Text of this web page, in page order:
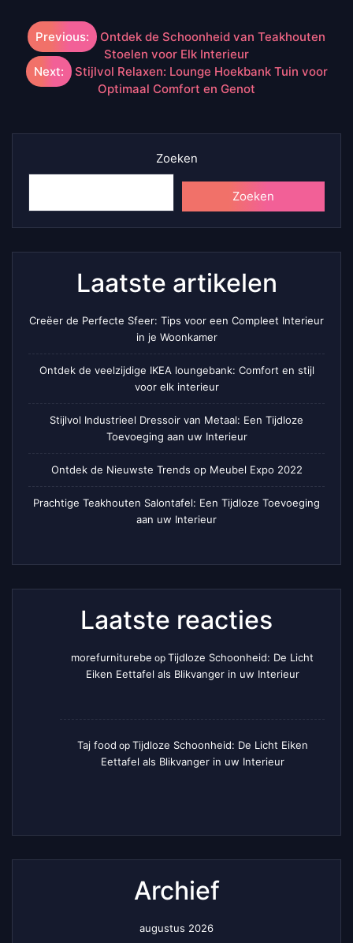
Berichtnavigatie
Previous:
Ontdek de Schoonheid van Teakhouten
Stoelen voor Elk Interieur
Next:
Stijlvol Relaxen: Lounge Hoekbank Tuin voor
Optimaal Comfort en Genot
Zoeken
Zoeken
Laatste artikelen
Creëer de Perfecte Sfeer: Tips voor een Compleet Interieur
in je Woonkamer
Ontdek de veelzijdige IKEA loungebank: Comfort en stijl
voor elk interieur
Stijlvol Industrieel Dressoir van Metaal: Een Tijdloze
Toevoeging aan uw Interieur
Ontdek de Nieuwste Trends op Meubel Expo 2022
Prachtige Teakhouten Salontafel: Een Tijdloze Toevoeging
aan uw Interieur
Laatste reacties
morefurniturebe op Tijdloze Schoonheid: De Licht
Eiken Eettafel als Blikvanger in uw Interieur
Taj food op Tijdloze Schoonheid: De Licht Eiken
Eettafel als Blikvanger in uw Interieur
Archief
augustus 2026